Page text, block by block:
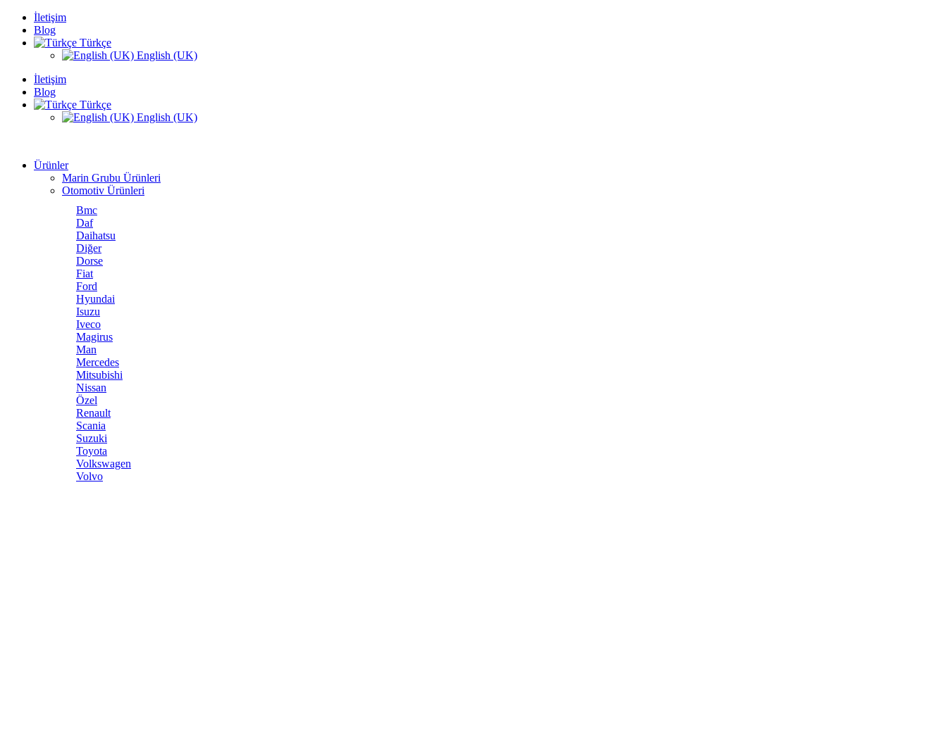
İletişim
Blog
Türkçe
English (UK)
İletişim
Blog
Türkçe
English (UK)
Ürünler
Marin Grubu Ürünleri
Otomotiv Ürünleri
Bmc
Daf
Daihatsu
Diğer
Dorse
Fiat
Ford
Hyundai
Isuzu
Iveco
Magirus
Man
Mercedes
Mitsubishi
Nissan
Özel
Renault
Scania
Suzuki
Toyota
Volkswagen
Volvo